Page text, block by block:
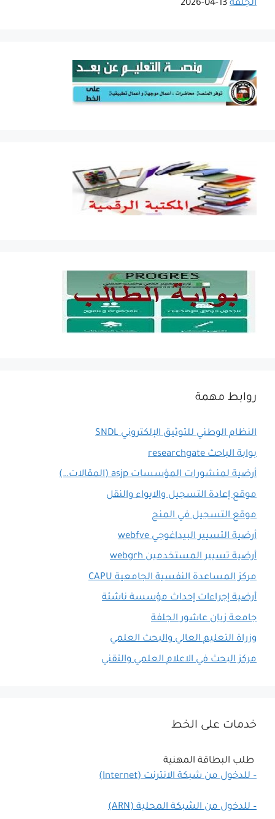
الجلفة 13-04-2026
روابط مهمة
النظام الوطني للتوثيق الإلكتروني SNDL
بوابة الباحث researchgate
أرضية لمنشورات المؤسسات asjp (المقالات…)
موقع إعادة التسجيل والايواء والنقل
موقع التسجيل في المنح
أرضية التسيير البيداغوجي webfve
أرضية تسيير المستخدمين webgrh
مركز المساعدة النفسية الجامعية CAPU
أرضية إجراءات إحداث مؤسسة ناشئة
جامعة زيان عاشور الجلفة
وزراة التعليم العالي والبحث العلمي
مركز البحث في الاعلام العلمي والتقني
خدمات على الخط
طلب البطاقة المهنية
– للدخول من شبكة الانترنت (Internet)
– للدخول من الشبكة المحلية (ARN)